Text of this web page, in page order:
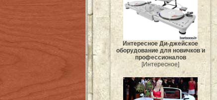
Интересное Ди-джейское
оборудование для новичков и
профессионалов
[Интересное]